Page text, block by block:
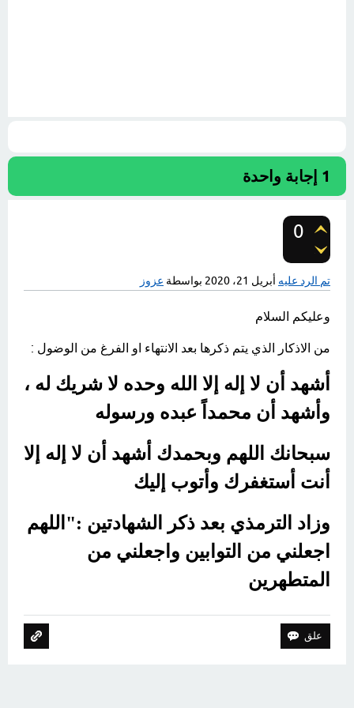
1 إجابة واحدة
0
تم الرد عليه أبريل 21، 2020 بواسطة عزوز
وعليكم السلام
من الاذكار الذي يتم ذكرها بعد الانتهاء او الفرغ من الوضول :
أشهد أن لا إله إلا الله وحده لا شريك له ،
وأشهد أن محمداً عبده ورسوله
سبحانك اللهم وبحمدك أشهد أن لا إله إلا
أنت أستغفرك وأتوب إليك
وزاد الترمذي بعد ذكر الشهادتين :"اللهم
اجعلني من التوابين واجعلني من
المتطهرين